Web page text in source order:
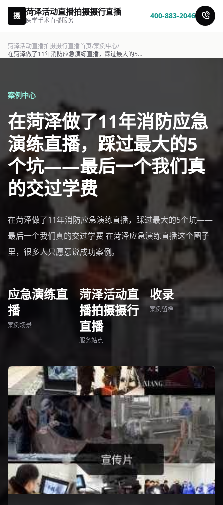
摄 菏泽活动直播拍摄摄行直播
医学手术直播服务
400-883-2046
菏泽活动直播拍摄摄行直播首页/案例中心/
在菏泽做了11年消防应急演练直播，踩过最大的5个坑——最后一个我们真的交过学费-摄行直播
案例中心
在菏泽做了11年消防应急
演练直播，踩过最大的5
个坑——最后一个我们真
的交过学费
在菏泽做了11年消防应急演练直播，踩过最大的5个坑——
最后一个我们真的交过学费 在菏泽应急演练直播这个圈子
里，很多人只愿意说成功案例。
应急演练直
播
案例场景
菏泽活动直
播拍摄摄行
直播
服务站点
收录
案例留档